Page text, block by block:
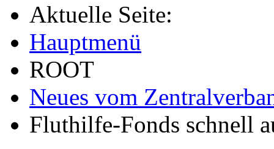
Aktuelle Seite:
Hauptmenü
ROOT
Neues vom
Fluthilfe-Fonds schnell